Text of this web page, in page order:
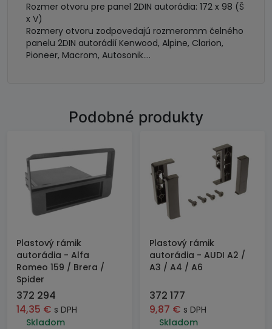
Rozmer otvoru pre panel 2DIN autorádia: 172 x 98 (Š
x V)
Rozmery otvoru zodpovedajú rozmeromm čelného
panelu 2DIN autorádií Kenwood, Alpine, Clarion,
Pioneer, Macrom, Autosonik....
Podobné produkty
Plastový rámik
autorádia - Alfa
Romeo 159 / Brera /
Spider
372 294
14,35 € s DPH
Skladom
Plastový rámik
autorádia - AUDI A2 /
A3 / A4 / A6
372 177
9,87 € s DPH
Skladom